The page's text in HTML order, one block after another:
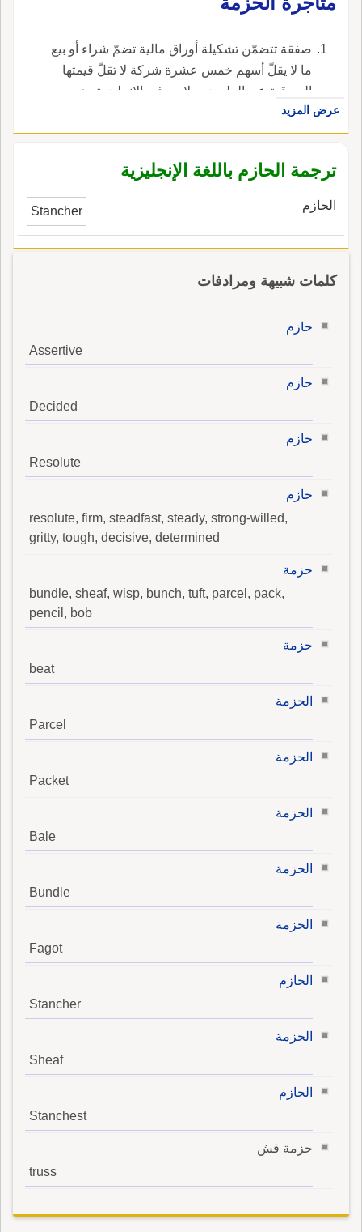
صفقة تتضمّن تشكيلة أوراق مالية تضمّ شراء أو بيع
ما لا يقلّ أسهم خمس عشرة شركة لا تقلّ قيمتها
السوقية عن المليون دولار. ، في الإنجليزية، هي
program trading.عرض المزيد
ترجمة الحازم باللغة الإنجليزية
الحازم Stancher
كلمات شبيهة ومرادفات
حازم
Assertive
حازم
Decided
حازم
Resolute
حازم
resolute, firm, steadfast, steady, strong-willed,
gritty, tough, decisive, determined
حزمة
bundle, sheaf, wisp, bunch, tuft, parcel, pack,
pencil, bob
حزمة
beat
الحزمة
Parcel
الحزمة
Packet
الحزمة
Bale
الحزمة
Bundle
الحزمة
Fagot
الحازم
Stancher
الحزمة
Sheaf
الحازم
Stanchest
حزمة قش
truss